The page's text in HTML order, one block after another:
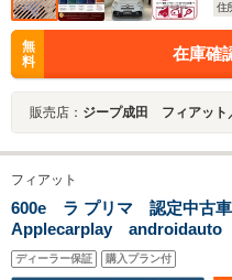
住
無
料
在庫確
販売店： ジープ成田 フィアット
フィアット
600e ラ プリマ 認定中古
Applecarplay androidauto
ト アラウンドビューモニタ
グパット
ディーラー保証 購入プラン付